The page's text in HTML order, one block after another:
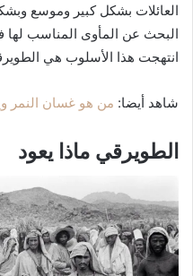
العائلات بشكل كبير وموسع
البحث عن المأوى المناسب لها
انتهجت هذا الأسلوب هي
شاهد أيضا: من هو غسان النمر
الطويرقي ماذا يعود